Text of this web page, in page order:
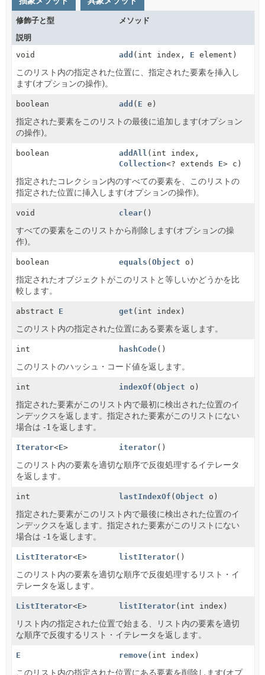
修飾子と型
メソッド
説明
void
add (int index, E element)
このリスト内の指定された位置に、指定された要素を挿入し
ます(オプションの操作)。
boolean add ( E e)
指定された要素をこのリストの最後に追加します(オプション
の操作)。
boolean addAll (int index,
Collection<? extends E> c)
指定されたコレクション内のすべての要素を、このリストの
指定された位置に挿入します(オプションの操作)。
void clear()
すべての要素をこのリストから削除します(オプションの操
作)。
boolean equals (Object o)
指定されたオブジェクトがこのリストと等しいかどうかを比
較します。
abstract E get (int index)
このリスト内の指定された位置にある要素を返します。
int hashCode()
このリストのハッシュ・コード値を返します。
int indexOf (Object o)
指定された要素がこのリスト内で最初に検出された位置のイ
ンデックスを返します。指定された要素がこのリストにない
場合は -1を返します。
Iterator<E> iterator()
このリスト内の要素を適切な順序で反復処理するイテレータ
を返します。
int lastIndexOf (Object o)
指定された要素がこのリスト内で最後に検出された位置のイ
ンデックスを返します。指定された要素がこのリストにない
場合は -1を返します。
ListIterator<E> listIterator()
このリスト内の要素を適切な順序で反復処理するリスト・イ
テレータを返します。
ListIterator<E> listIterator(int index)
リスト内の指定された位置で始まる、リスト内の要素を適切
な順序で反復するリスト・イテレータを返します。
E remove(int index)
このリスト内の指定された位置にある要素を削除します(オプ